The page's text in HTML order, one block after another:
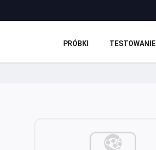
PRÓBKI TESTOWANIE